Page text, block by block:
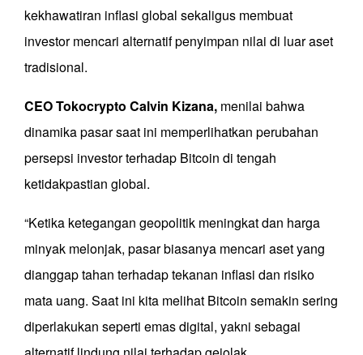
kekhawatiran inflasi global sekaligus membuat
investor mencari alternatif penyimpan nilai di luar aset
tradisional.
CEO Tokocrypto Calvin Kizana, menilai bahwa
dinamika pasar saat ini memperlihatkan perubahan
persepsi investor terhadap Bitcoin di tengah
ketidakpastian global.
“Ketika ketegangan geopolitik meningkat dan harga
minyak melonjak, pasar biasanya mencari aset yang
dianggap tahan terhadap tekanan inflasi dan risiko
mata uang. Saat ini kita melihat Bitcoin semakin sering
diperlakukan seperti emas digital, yakni sebagai